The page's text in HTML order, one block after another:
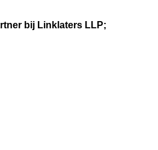
bij Linklaters LLP;